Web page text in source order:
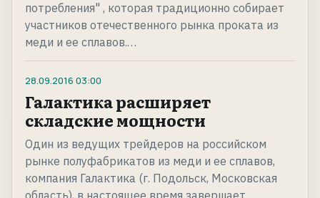
потребления" , которая традиционно собирает
участников отечественного рынка проката из
меди и ее сплавов.…
28.09.2016 03:00
Галактика расширяет
складские мощности
Один из ведущих трейдеров на российском
рынке полуфабрикатов из меди и ее сплавов,
компания Галактика (г. Подольск, Московская